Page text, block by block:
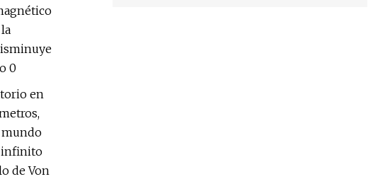
0
en
mundo
infinito
de Von